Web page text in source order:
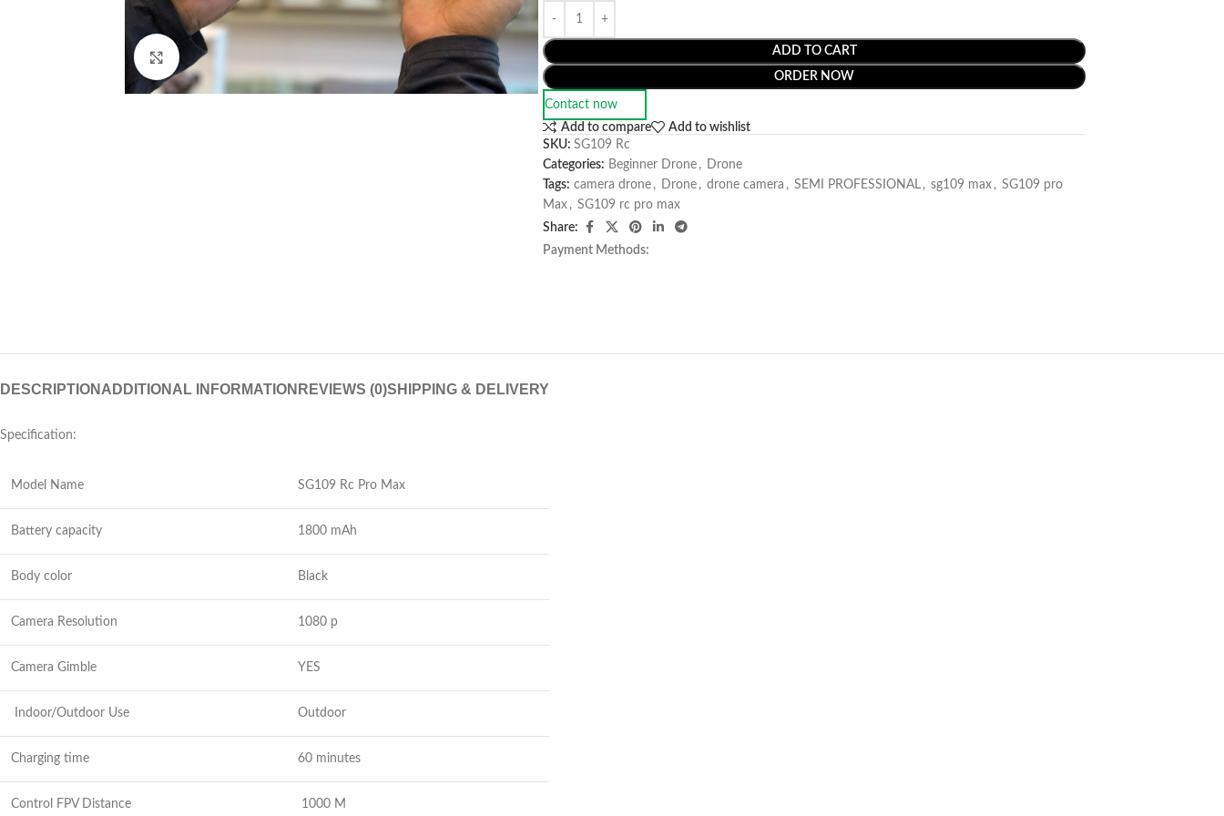
Click to enlarge
ADD TO CART
ORDER NOW
Contact now
Add to compare
Add to wishlist
SKU: SG109 Rc
Categories: Beginner Drone , Drone
Tags: camera drone , Drone , drone camera , SEMI PROFESSIONAL , sg109 max , SG109 pro
Max , SG109 rc pro max
Share:
Payment Methods:
DESCRIPTION ADDITIONAL INFORMATION REVIEWS (0)SHIPPING & DELIVERY
Specification:
Model Name SG109 Rc Pro Max
Battery capacity 1800 mAh
Body color Black
Camera Resolution 1080 p
Camera Gimble YES
Indoor/Outdoor Use Outdoor
Charging time 60 minutes
Control FPV Distance 1000 M